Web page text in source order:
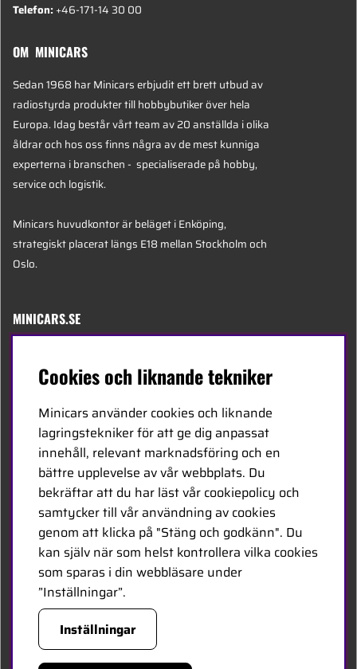
Telefon:+46-171-14 30 00
OM MINICARS
Sedan 1968 har Minicars erbjudit ett brett utbud av
radiostyrda produkter till hobbybutiker över hela
Europa. Idag består vårt team av 20 anställda i olika
åldrar och hos oss finns några av de mest kunniga
experterna i branschen - specialiserade på hobby,
service och logistik.
Minicars huvudkontor är beläget i Enköping,
strategiskt placerat längs E18 mellan Stockholm och
Oslo.
MINICARS.SE
Bli återförsäljare
Bli leverantör
Jobba hos oss
FÖLJ OSS
Facebook
HANDLA TRYGGT
Cookies och liknande tekniker
Minicars använder cookies och liknande
lagringstekniker för att ge dig anpassat
innehåll, relevant marknadsföring och en
bättre upplevelse av vår webbplats. Du
bekräftar att du har läst vår cookiepolicy och
samtycker till vår användning av cookies
genom att klicka på "Stäng och godkänn". Du
kan själv när som helst kontrollera vilka cookies
som sparas i din webbläsare under
”Inställningar”.
Inställningar